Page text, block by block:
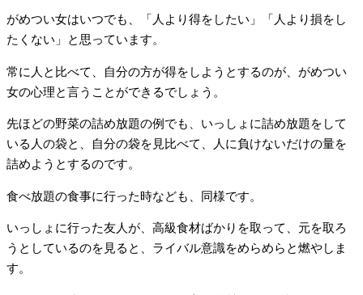
がめつい女はいつでも、「人より得をしたい」「人より損をし
たくない」と思っています。
常に人と比べて、自分の方が得をしようとするのが、がめつい
女の心理と言うことができるでしょう。
先ほどの野菜の詰め放題の例でも、いっしょに詰め放題をして
いる人の袋と、自分の袋を見比べて、人に負けないだけの量を
詰めようとするのです。
食べ放題の食事に行った時なども、同様です。
いっしょに行った友人が、高級食材ばかりを取って、元を取ろ
うとしているのを見ると、ライバル意識をめらめらと燃やしま
す。